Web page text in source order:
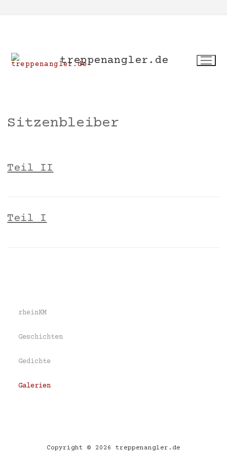
treppenangler.de
Sitzenbleiber
Teil II
Teil I
rheinKM
Geschichten
Gedichte
Galerien
Copyright © 2026 treppenangler.de